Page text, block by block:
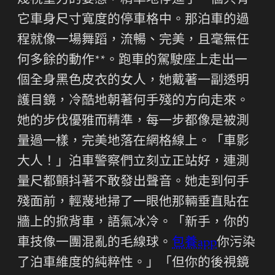
它車身尺寸寬度的停車格中。那泊車的過
程就像一場舞蹈，流暢、完美，且毫無任
何多餘的動作**。跑車的駕駛座上走出一
個全身黑色皮衣的女人，她戴著一副透明
護目鏡，冷酷地朝著何手殘的方向走來。
她的步伐優雅而精準，每一步都像是被測
量過一樣，完美地落在網格線上。「車影
大人！」泊車警察們立刻立正站好，連測
量尺都顫抖著不敢發出聲音。她走到何手
殘面前，輕蔑地掃了一眼他那輛垂直貼在
牆上的掀背車，語氣冰冷。「新手，你的
車技像一團混亂的毛線球。 包養app你污染
了泊車維度的純粹性。」「但你的後視鏡